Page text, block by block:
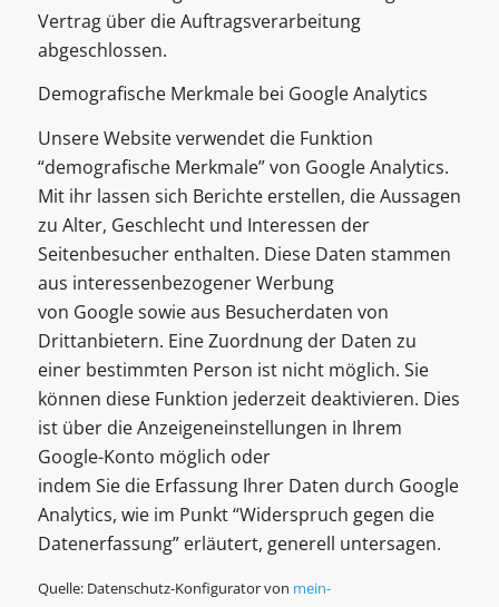
Vertrag über die Auftragsverarbeitung
abgeschlossen.
Demografische Merkmale bei Google Analytics
Unsere Website verwendet die Funktion
“demografische Merkmale” von Google Analytics.
Mit ihr lassen sich Berichte erstellen, die Aussagen
zu Alter, Geschlecht und Interessen der
Seitenbesucher enthalten. Diese Daten stammen
aus interessenbezogener Werbung
von Google sowie aus Besucherdaten von
Drittanbietern. Eine Zuordnung der Daten zu
einer bestimmten Person ist nicht möglich. Sie
können diese Funktion jederzeit deaktivieren. Dies
ist über die Anzeigeneinstellungen in Ihrem
Google-Konto möglich oder
indem Sie die Erfassung Ihrer Daten durch Google
Analytics, wie im Punkt “Widerspruch gegen die
Datenerfassung” erläutert, generell untersagen.
Quelle: Datenschutz-Konfigurator von mein-